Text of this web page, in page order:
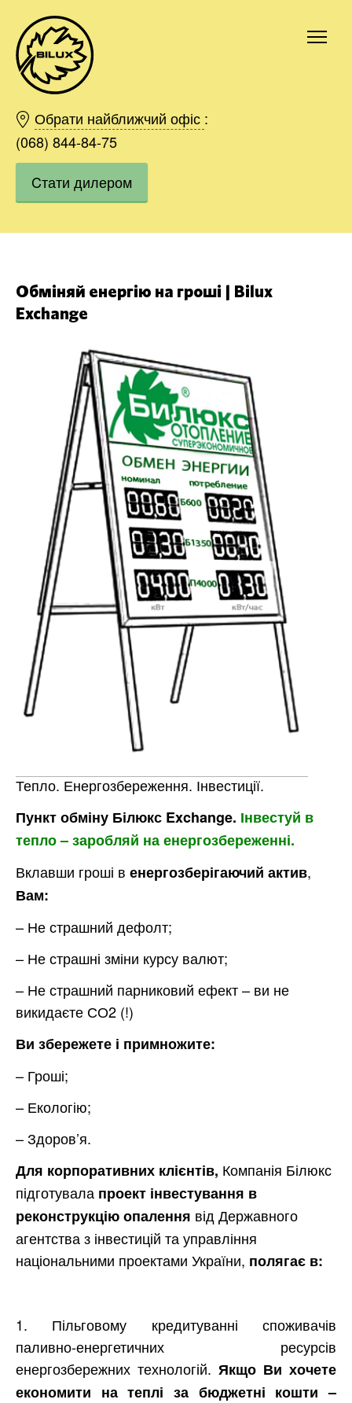
Обрати найближчий офіс :
(068) 844-84-75
Cтати дилером
Обміняй енергію на гроші | Bilux
Exchange
Тепло. Енергозбереження. Інвестиції.
Пункт обміну Білюкс Exchange. Інвестуй в
тепло – заробляй на енергозбереженні.
Вклавши гроші в енергозберігаючий актив,
Вам:
– Не страшний дефолт;
– Не страшні зміни курсу валют;
– Не страшний парниковий ефект – ви не
викидаєте СО2 (!)
Ви збережете і примножите:
– Гроші;
– Екологію;
– Здоров’я.
Для корпоративних клієнтів, Компанія Білюкс
підготувала проект інвестування в
реконструкцію опалення від Державного
агентства з інвестицій та управління
національними проектами України, полягає в:
1. Пільговому кредитуванні споживачів
паливно-енергетичних ресурсів
енергозбережних технологій. Якщо Ви хочете
економити на теплі за бюджетні кошти –
Київ
Харків
Одесса
Дніпро
Івано-Франківськ
Область
Замовити